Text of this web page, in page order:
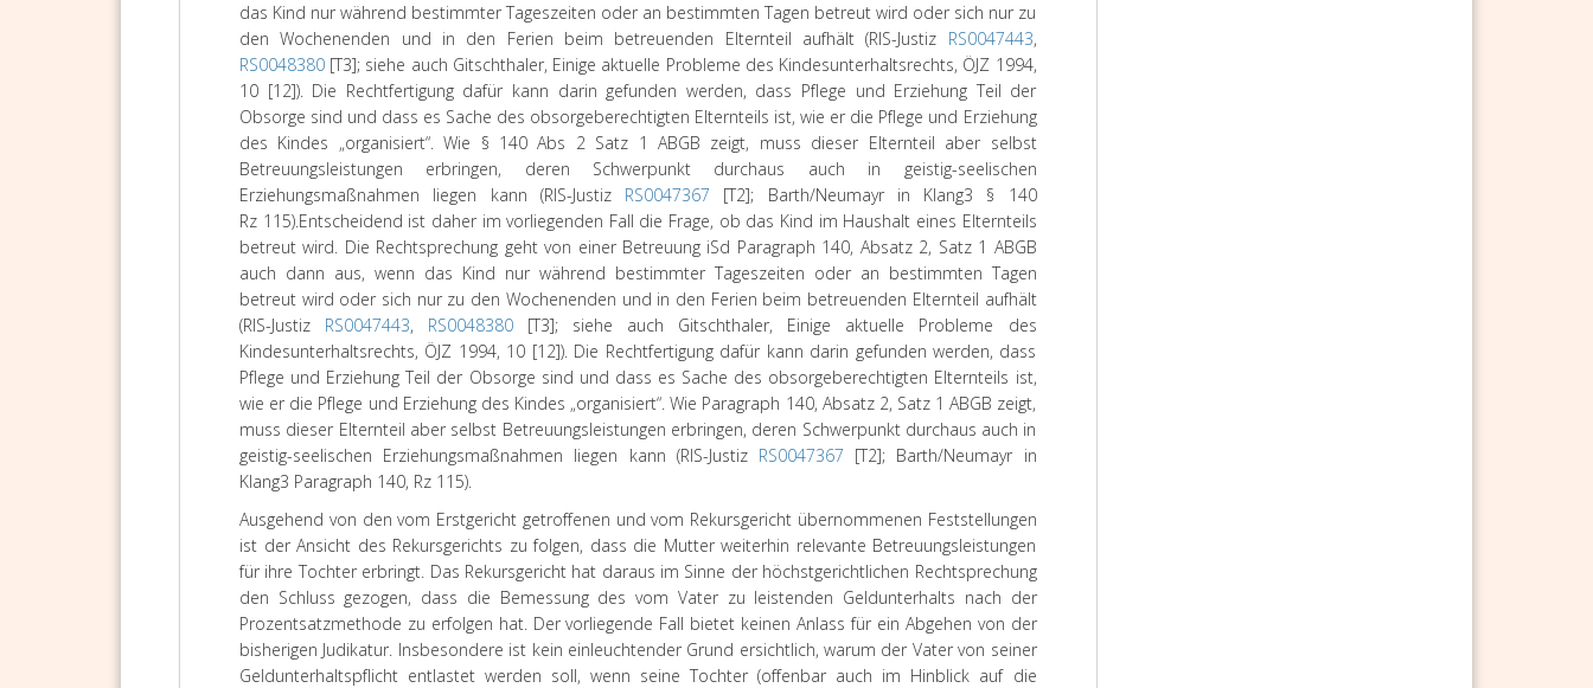
das Kind nur während bestimmter Tageszeiten oder an bestimmten Tagen betreut wird oder sich nur zu
den Wochenenden und in den Ferien beim betreuenden Elternteil aufhält (RIS-Justiz RS0047443,
RS0048380 [T3]; siehe auch Gitschthaler, Einige aktuelle Probleme des Kindesunterhaltsrechts, ÖJZ 1994,
10 [12]). Die Rechtfertigung dafür kann darin gefunden werden, dass Pflege und Erziehung Teil der
Obsorge sind und dass es Sache des obsorgeberechtigten Elternteils ist, wie er die Pflege und Erziehung
des Kindes „organisiert“. Wie § 140 Abs 2 Satz 1 ABGB zeigt, muss dieser Elternteil aber selbst
Betreuungsleistungen erbringen, deren Schwerpunkt durchaus auch in geistig-seelischen
Erziehungsmaßnahmen liegen kann (RIS-Justiz RS0047367 [T2]; Barth/Neumayrin Klang3 § 140
Rz 115).Entscheidend ist daher im vorliegenden Fall die Frage, ob das Kind im Haushalt eines Elternteils
betreut wird. Die Rechtsprechung geht von einer Betreuung iSd Paragraph 140, Absatz 2, Satz 1 ABGB
auch dann aus, wenn das Kind nur während bestimmter Tageszeiten oder an bestimmten Tagen
betreut wird oder sich nur zu den Wochenenden und in den Ferien beim betreuenden Elternteil aufhält
(RIS-Justiz RS0047443, RS0048380 [T3]; siehe auch Gitschthaler, Einige aktuelle Probleme des
Kindesunterhaltsrechts, ÖJZ 1994, 10 [12]). Die Rechtfertigung dafür kann darin gefunden werden, dass
Pflege und Erziehung Teil der Obsorge sind und dass es Sache des obsorgeberechtigten Elternteils ist,
wie er die Pflege und Erziehung des Kindes „organisiert“. Wie Paragraph 140, Absatz 2, Satz 1 ABGB zeigt,
muss dieser Elternteil aber selbst Betreuungsleistungen erbringen, deren Schwerpunkt durchaus auch in
geistig-seelischen Erziehungsmaßnahmen liegen kann (RIS-Justiz RS0047367 [T2]; Barth/Neumayr in
Klang3 Paragraph 140, Rz 115).
Ausgehend von den vom Erstgericht getroffenen und vom Rekursgericht übernommenen Feststellungen
ist der Ansicht des Rekursgerichts zu folgen, dass die Mutter weiterhin relevante Betreuungsleistungen
für ihre Tochter erbringt. Das Rekursgericht hat daraus im Sinne der höchstgerichtlichen Rechtsprechung
den Schluss gezogen, dass die Bemessung des vom Vater zu leistenden Geldunterhalts nach der
Prozentsatzmethode zu erfolgen hat. Der vorliegende Fall bietet keinen Anlass für ein Abgehen von der
bisherigen Judikatur. Insbesondere ist kein einleuchtender Grund ersichtlich, warum der Vater von seiner
Geldunterhaltspflicht entlastet werden soll, wenn seine Tochter (offenbar auch im Hinblick auf die